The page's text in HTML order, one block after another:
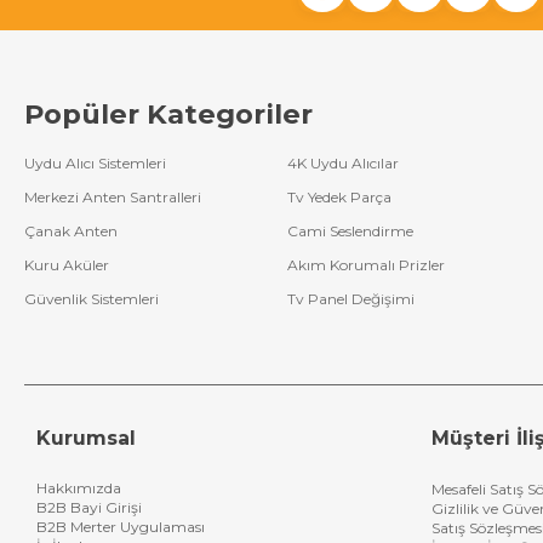
Tv Tamir Malzemeleri Led Bar
panel
değişebildiği gibi
noktasında ise
Tv ledleri
ledleri kaç volt
Popüler Kategoriler
Uydu Alıcı Sistemleri 4K Uydu Alıcılar
Merkezi Anten Santralleri
Tv Yedek Parça
Çanak Anten
Cami Seslendirme
Kuru Aküler
Akım Korumalı Prizler
Güvenlik Sistemleri
Tv Panel Değişimi
Kurumsal
Hakkımızda
B2B Bayi Girişi
B2B Merter Uygulaması
Müşteri
Mesafeli Satış
Gizlilik ve
Satış Sözleşmesi